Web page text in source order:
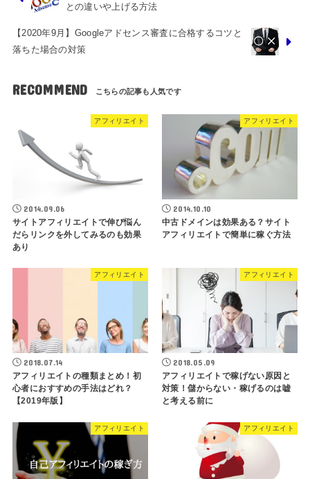
との違いや上げる方法
【2020年9月】Googleアドセンス審査に合格するコツと
落ちた場合の対策
RECOMMEND
アフィリエイト
2014.09.06
サイトアフィリエイトで伸び悩ん
だらリンクを外してみるのも効果
あり
アフィリエイト
2014.10.10
中古ドメインは効果ある？サイト
アフィリエイトで簡単に稼ぐ方法
アフィリエイト
2018.07.14
アフィリエイトの種類まとめ！初
心者におすすめの手法はどれ？
【2019年版】
アフィリエイト
2018.05.09
アフィリエイトで稼げない原因と
対策！儲からない・稼げるのは嘘
と考える前に
アフィリエイト アフィリエイト